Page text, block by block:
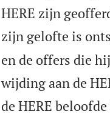
HERE zijn
zijn gelofte is
en de offers die
wijding aan de
de HERE